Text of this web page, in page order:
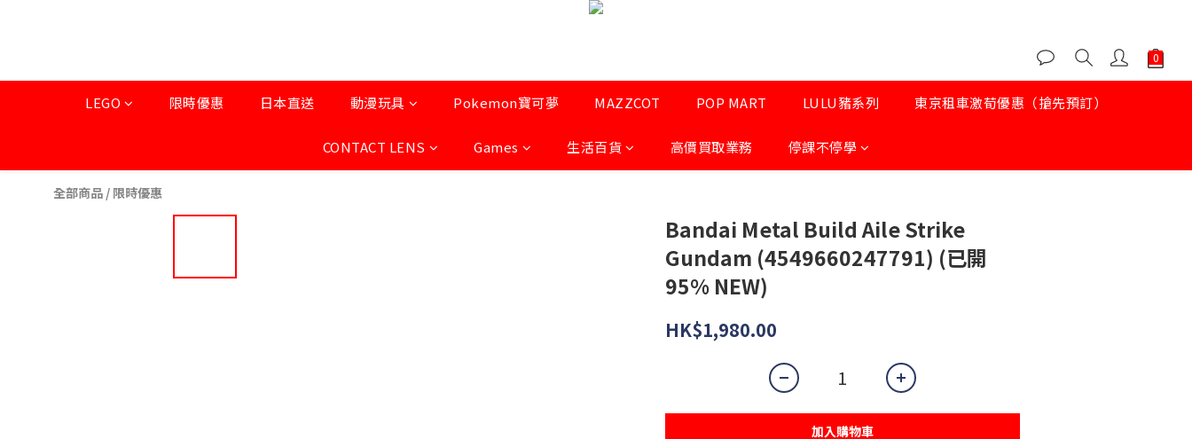
LEGO 限時優惠 日本直送 動漫玩具 Pokemon寶可夢 MAZZCOT POP MART LULU豬系列 東京租車激荀優惠（搶先預訂）
CONTACT LENS Games 生活百貨 高價買取業務 停課不停學
全部商品 / 限時優惠
Bandai Metal Build Aile Strike
Gundam (4549660247791) (已開
95% NEW)
HK$1,980.00
加入購物車